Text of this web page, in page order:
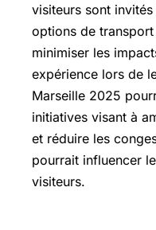
visiteurs sont
options de
minimiser les
expérience lors de
Marseille 2025
initiatives visant à
et réduire les
pourrait influencer
visiteurs.